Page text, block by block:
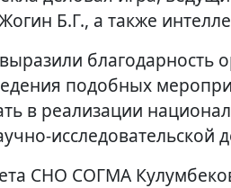
Б.Г., а также
благодарность
подобных
в реализации
исследовательской
СНО СОГМА